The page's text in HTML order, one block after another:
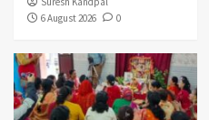
6 August 2026
0